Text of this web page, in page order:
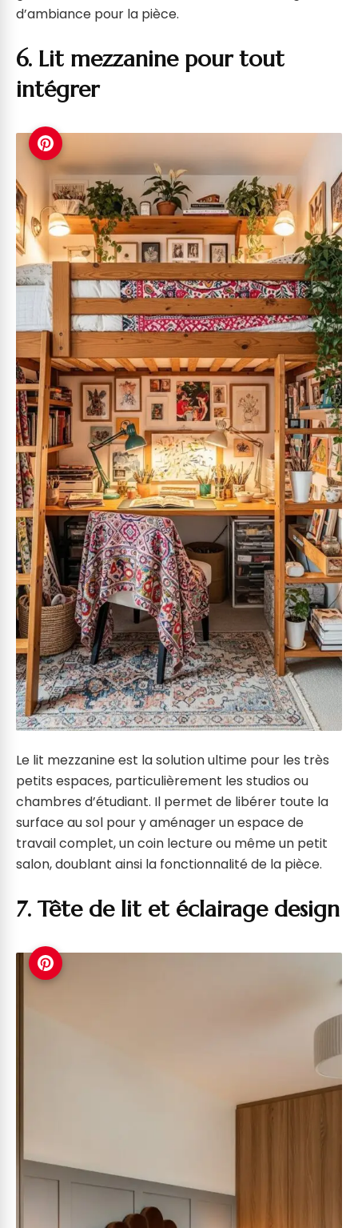
d’ambiance pour la pièce.
6. Lit mezzanine pour tout
intégrer
Le lit mezzanine est la solution ultime pour les très
petits espaces, particulièrement les studios ou
chambres d’étudiant. Il permet de libérer toute la
surface au sol pour y aménager un espace de
travail complet, un coin lecture ou même un petit
salon, doublant ainsi la fonctionnalité de la pièce.
7. Tête de lit et éclairage design